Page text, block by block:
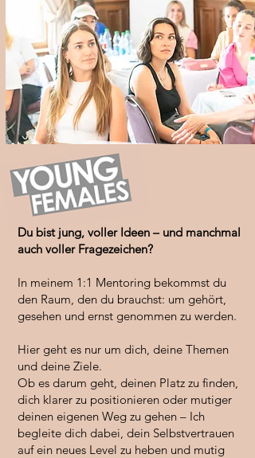
Du bist jung, voller Ideen – und manchmal
auch voller Fragezeichen?
In meinem 1:1 Mentoring bekommst du
den Raum, den du brauchst: um gehört,
gesehen und ernst genommen zu werden.
Hier geht es nur um dich, deine Themen
und deine Ziele.
Ob es darum geht, deinen Platz zu finden,
dich klarer zu positionieren oder mutiger
deinen eigenen Weg zu gehen – Ich
begleite dich dabei, dein Selbstvertrauen
auf ein neues Level zu heben und mutig